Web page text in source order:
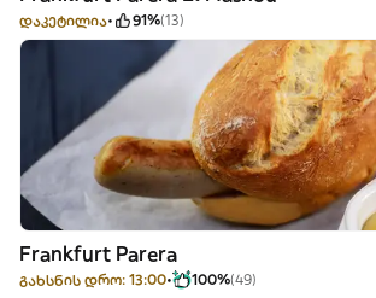
დაკეტილია 91%(13)
Frankfurt Parera
გახსნის დრო: 13:00 100%(49)